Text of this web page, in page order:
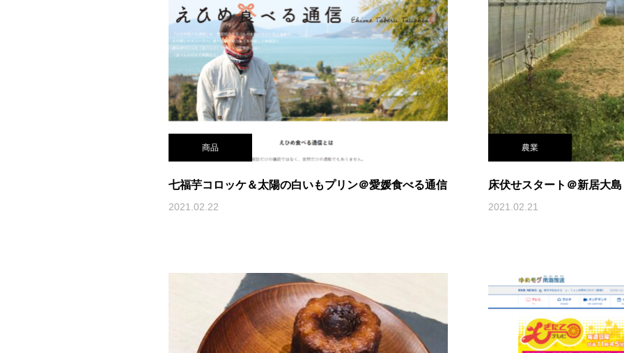
商品
七福芋コロッケ＆太陽の白いもプリン＠愛媛食べる通信
2021.02.22
農業
床伏せスタート＠新居大島
2021.02.21